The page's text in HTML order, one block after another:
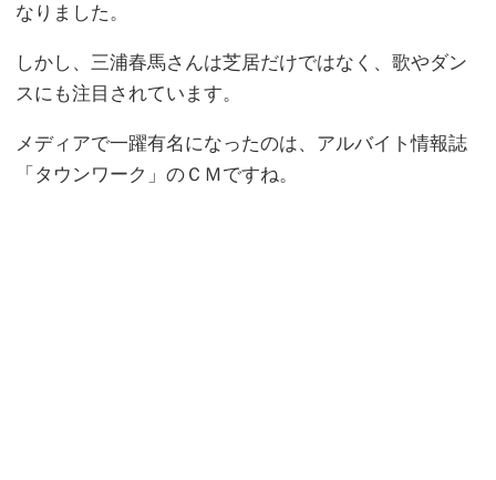
なりました。
しかし、三浦春馬さんは芝居だけではなく、歌やダン
スにも注目されています。
メディアで一躍有名になったのは、アルバイト情報誌
「タウンワーク」のＣＭですね。